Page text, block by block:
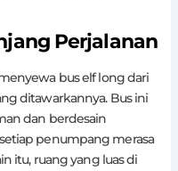
Perjalanan
bus elf long dari
ditawarkannya. Bus ini
dan berdesain
penumpang merasa
itu, ruang yang luas di